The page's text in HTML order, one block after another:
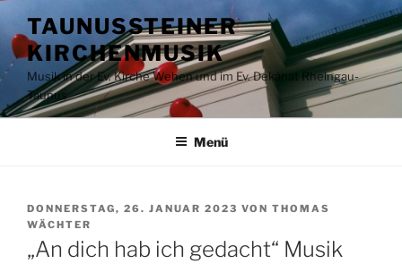
Inhalt
springen
TAUNUSSTEINER
KIRCHENMUSIK
Musik in der Ev. Kirche Wehen und im Ev. Dekanat Rheingau-
Taunus
Menü
VERÖFFENTLICHT
AM
DONNERSTAG, 26. JANUAR 2023 VON THOMAS
WÄCHTER
„An dich hab ich gedacht“ Musik